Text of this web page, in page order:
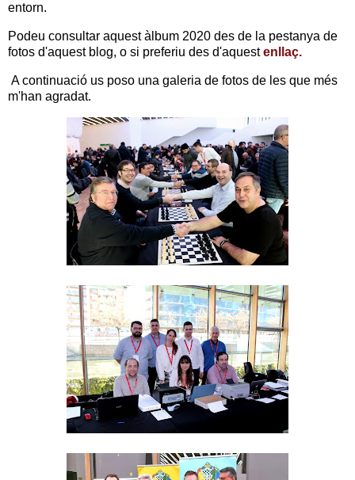
entorn.
Podeu consultar aquest àlbum 2020 des de la pestanya de
fotos d'aquest blog, o si preferiu des d'aquestenllaç.
A continuació us poso una galeria de fotos de les que més
m'han agradat.